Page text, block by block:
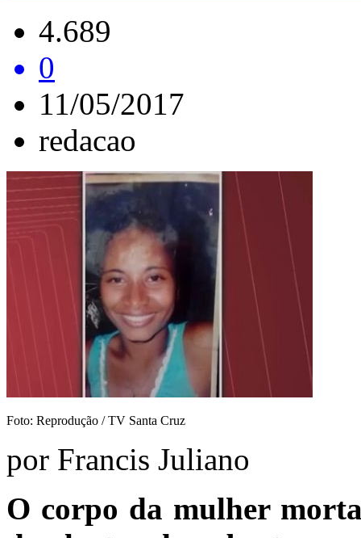
4.689
0
11/05/2017
redacao
Foto: Reprodução / TV Santa Cruz
por Francis Juliano
O corpo da mulher